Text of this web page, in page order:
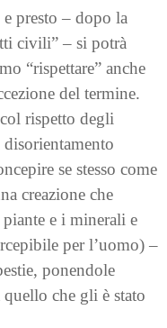
presto – dopo la
civili” – si potrà
“rispettare” anche
del termine.
rispetto degli
se stesso come
creazione che
e i minerali e
per l’uomo) –
ponendole
che gli è stato